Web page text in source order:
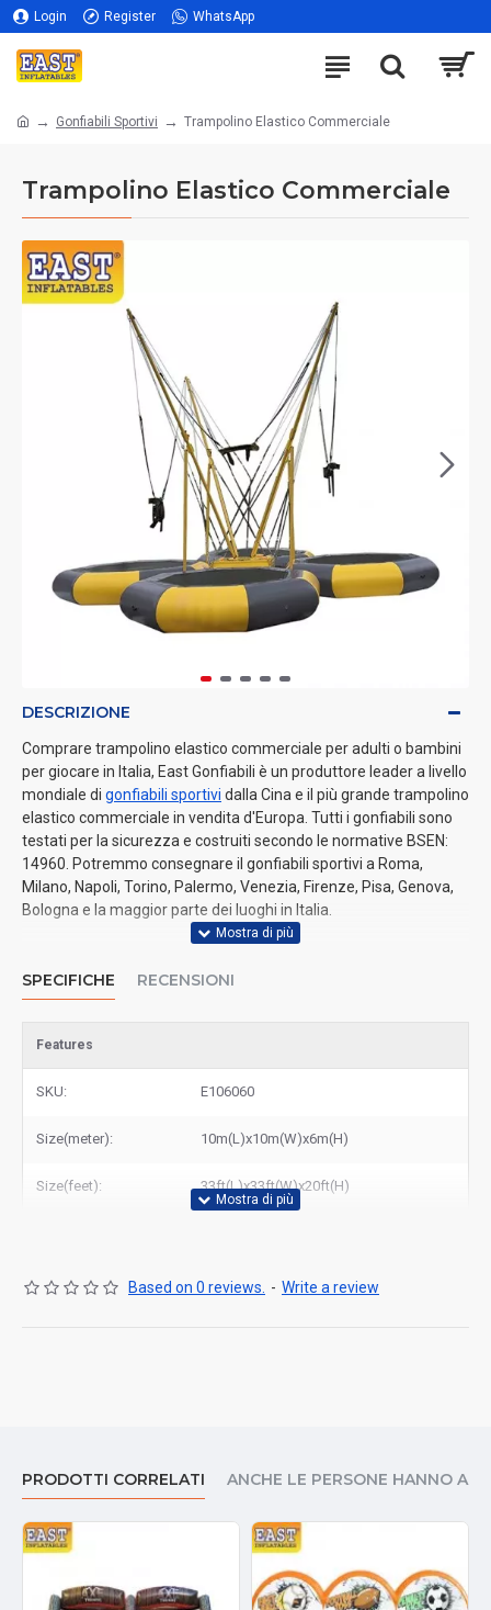
Login Register WhatsApp
Gonfiabili Sportivi Trampolino Elastico Commerciale
Trampolino Elastico Commerciale
DESCRIZIONE
Comprare trampolino elastico commerciale per adulti o bambini
per giocare in Italia, East Gonfiabili è un produttore leader a livello
mondiale di gonfiabili sportivi dalla Cina e il più grande trampolino
elastico commerciale in vendita d'Europa. Tutti i gonfiabili sono
testati per la sicurezza e costruiti secondo le normative BSEN:
14960. Potremmo consegnare il gonfiabili sportivi a Roma,
Milano, Napoli, Torino, Palermo, Venezia, Firenze, Pisa, Genova,
Bologna e la maggior parte dei luoghi in Italia.
SPECIFICHE RECENSIONI
Features
SKU: E106060
Size(meter): 10m(L)x10m(W)x6m(H)
Size(feet): 33ft(L)x33ft(W)x20ft(H)
Based on 0 reviews. - Write a review
PRODOTTI CORRELATI ANCHE LE PERSONE HANNO